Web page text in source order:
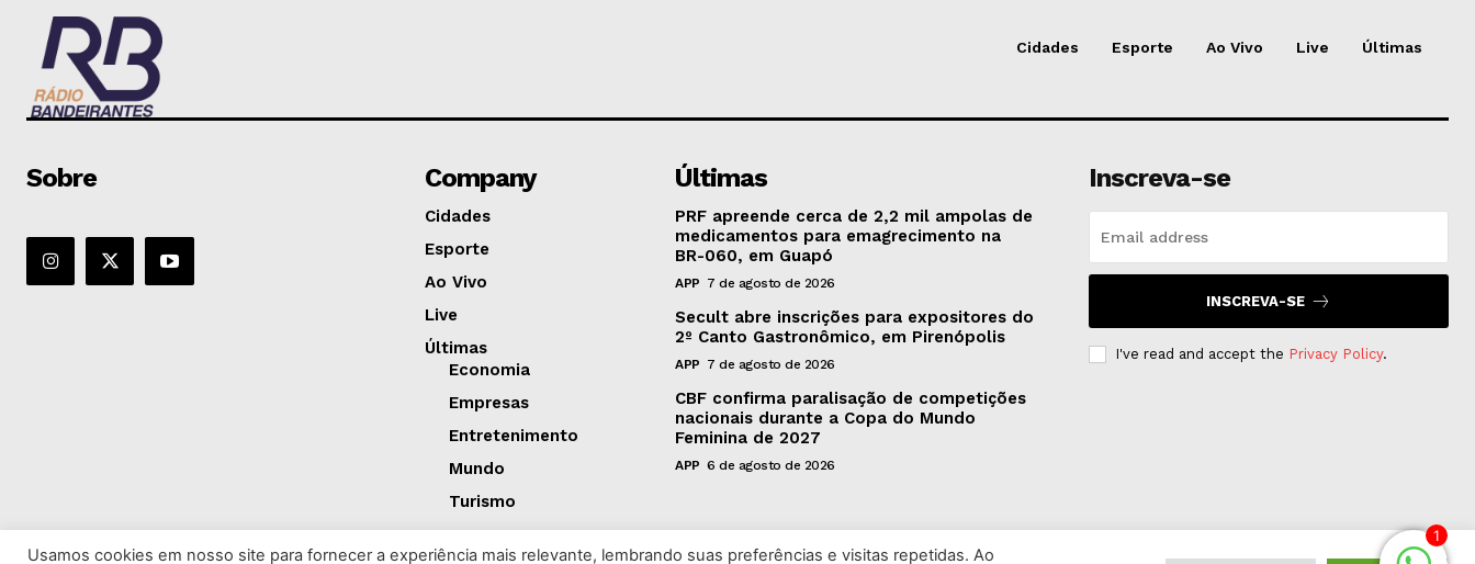
Cidades Esporte Ao Vivo Live Últimas
Sobre Company
Cidades
Esporte
Ao Vivo
Live
Últimas
Economia
Empresas
Entretenimento
Mundo
Turismo
Últimas
PRF apreende cerca de 2,2 mil ampolas de
medicamentos para emagrecimento na
BR-060, em Guapó
APP 7 de agosto de 2026
Secult abre inscrições para expositores do
2º Canto Gastronômico, em Pirenópolis
APP 7 de agosto de 2026
CBF confirma paralisação de competições
nacionais durante a Copa do Mundo
Feminina de 2027
APP 6 de agosto de 2026
Inscreva-se
INSCREVA-SE
I've read and accept the Privacy Policy.
1
Usamos cookies em nosso site para fornecer a experiência mais relevante, lembrando suas preferências e visitas repetidas. Ao